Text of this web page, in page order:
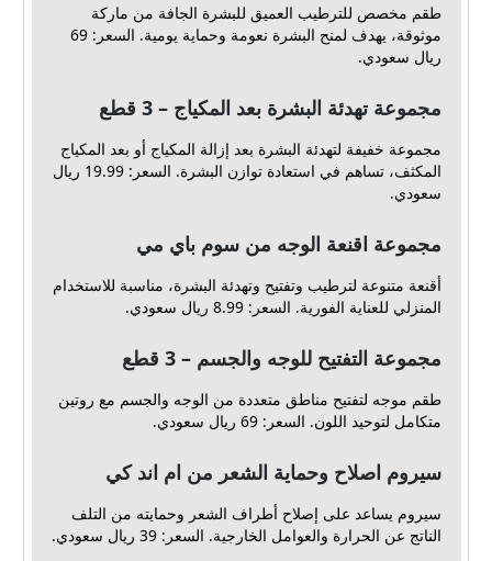
طقم مخصص للترطيب العميق للبشرة الجافة من ماركة
موثوقة، يهدف لمنح البشرة نعومة وحماية يومية. السعر: 69
ريال سعودي.
مجموعة تهدئة البشرة بعد المكياج – 3 قطع
مجموعة خفيفة لتهدئة البشرة بعد إزالة المكياج أو بعد المكياج
المكثف، تساهم في استعادة توازن البشرة. السعر: 19.99 ريال
سعودي.
مجموعة اقنعة الوجه من سوم باي مي
أقنعة متنوعة لترطيب وتفتيح وتهدئة البشرة، مناسبة للاستخدام
المنزلي للعناية الفورية. السعر: 8.99 ريال سعودي.
مجموعة التفتيح للوجه والجسم – 3 قطع
طقم موجه لتفتيح مناطق متعددة من الوجه والجسم مع روتين
متكامل لتوحيد اللون. السعر: 69 ريال سعودي.
سيروم اصلاح وحماية الشعر من ام اند كي
سيروم يساعد على إصلاح أطراف الشعر وحمايته من التلف
الناتج عن الحرارة والعوامل الخارجية. السعر: 39 ريال سعودي.